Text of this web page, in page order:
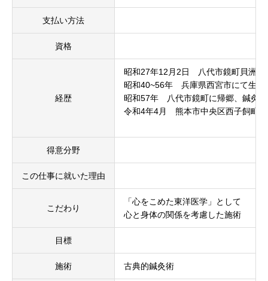
支払い方法
資格
経歴
昭和27年12月2日 八代市鏡町貝洲に
昭和40~56年 兵庫県西宮市にて生活
昭和57年 八代市鏡町に帰郷、鍼灸
令和4年4月 熊本市中央区西子飼町
得意分野
この仕事に就いた理由
こだわり
「心をこめた東洋医学」として
心と身体の関係を考慮した施術
目標
施術 古典的鍼灸術